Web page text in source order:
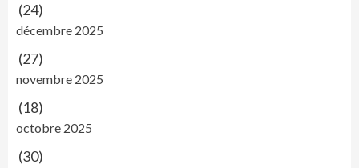
(24)
décembre 2025
(27)
novembre 2025
(18)
octobre 2025
(30)